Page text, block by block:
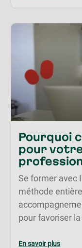
Pourquoi
pour
Se former avec
méthode
pour favoriser
En savoir plus